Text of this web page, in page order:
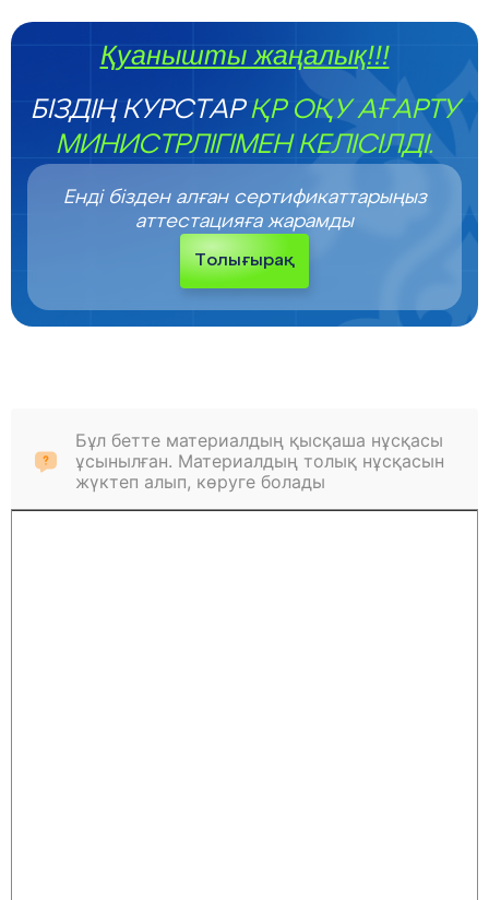
Қуанышты жаңалық!!!
БІЗДІҢ КУРСТАРҚР ОҚУ АҒАРТУ
МИНИСТРЛІГІМЕН КЕЛІСІЛДІ.
Енді бізден алған сертификаттарыңыз
аттестацияға жарамды
Толығырақ
Бұл бетте материалдың қысқаша нұсқасы
ұсынылған. Материалдың толық нұсқасын
жүктеп алып, көруге болады